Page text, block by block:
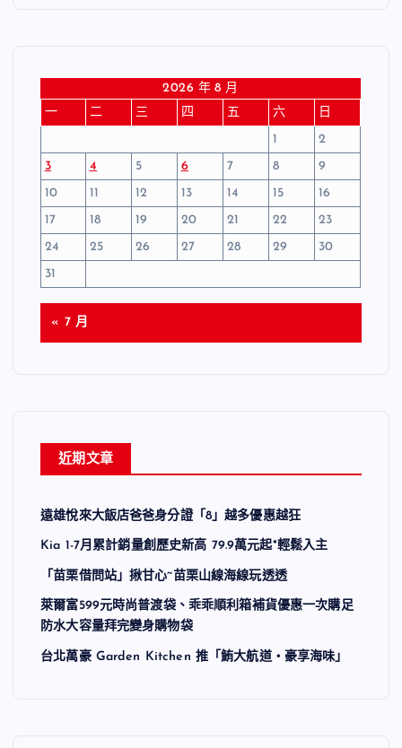
2026 年 8 月
一
二 三 四 五 六
日
1
2
3
4 5 6 7 8
9
10
11 12 13 14 15
16
17
18 19 20 21 22
23
24
25 26 27 28 29
30
31
« 7 月
近期文章
遠雄悅來大飯店爸爸身分證「8」越多優惠越狂
Kia 1-7月累計銷量創歷史新高 79.9萬元起*輕鬆入主
「苗栗借問站」揪甘心~苗栗山線海線玩透透
萊爾富599元時尚普渡袋、乖乖順利箱補貨優惠一次購足
防水大容量拜完變身購物袋
台北萬豪 Garden Kitchen 推「鮪大航道・豪享海味」